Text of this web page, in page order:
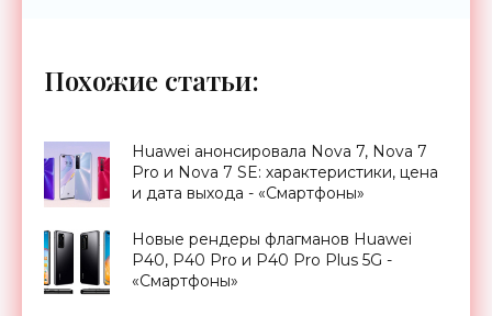
Похожие статьи:
Huawei анонсировала Nova 7, Nova 7
Pro и Nova 7 SE: характеристики, цена
и дата выхода - «Смартфоны»
Новые рендеры флагманов Huawei
P40, P40 Pro и P40 Pro Plus 5G -
«Смартфоны»